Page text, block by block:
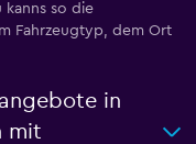
kanns so die
Fahrzeugtyp, dem Ort
in
mit